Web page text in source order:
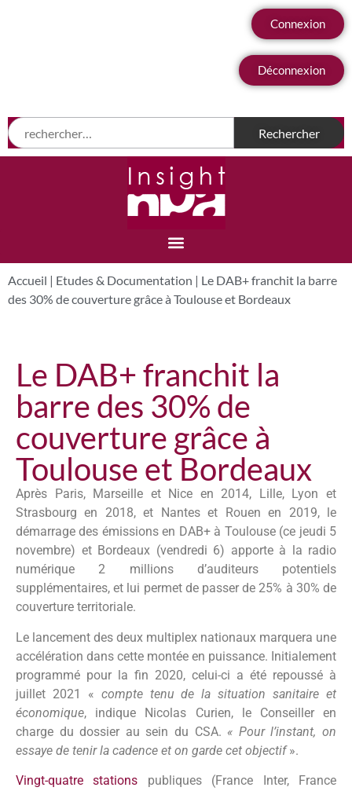
Connexion
Déconnexion
Accueil | Etudes & Documentation | Le DAB+ franchit la barre
des 30% de couverture grâce à Toulouse et Bordeaux
Le DAB+ franchit la
barre des 30% de
couverture grâce à
Toulouse et Bordeaux
Après Paris, Marseille et Nice en 2014, Lille, Lyon et
Strasbourg en 2018, et Nantes et Rouen en 2019, le
démarrage des émissions en DAB+ à Toulouse (ce jeudi 5
novembre) et Bordeaux (vendredi 6) apporte à la radio
numérique 2 millions d’auditeurs potentiels
supplémentaires, et lui permet de passer de 25% à 30% de
couverture territoriale.
Le lancement des deux multiplex nationaux marquera une
accélération dans cette montée en puissance. Initialement
programmé pour la fin 2020, celui-ci a été repoussé à
juillet 2021 « compte tenu de la situation sanitaire et
économique, indique Nicolas Curien, le Conseiller en
charge du dossier au sein du CSA. « Pour l’instant, on
essaye de tenir la cadence et on garde cet objectif».
Vingt-quatre stations publiques (France Inter, France